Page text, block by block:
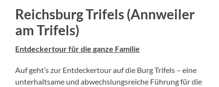
Reichsburg Trifels (Annweiler
am Trifels)
Entdeckertour für die ganze Familie
Auf geht’s zur Entdeckertour auf die Burg Trifels – eine
unterhaltsame und abwechslungsreiche Führung für die